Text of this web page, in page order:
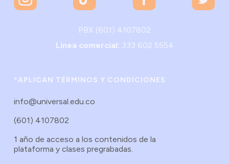
PBX (601) 4107802
Linea comercial: 333 602 5554
*APLICAN TÉRMINOS Y CONDICIONES
info@universal.edu.co
(601) 4107802
1 año de acceso a los contenidos de la
plataforma y clases pregrabadas.